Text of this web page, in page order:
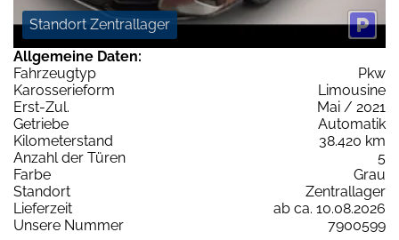
Standort Zentrallager
Allgemeine Daten:
Fahrzeugtyp
Pkw
Karosserieform
Limousine
Erst-Zul.
Mai / 2021
Getriebe
Automatik
Kilometerstand
38.420 km
Anzahl der Türen
5
Farbe
Grau
Standort
Zentrallager
Lieferzeit
ab ca. 10.08.2026
Unsere Nummer
7900599